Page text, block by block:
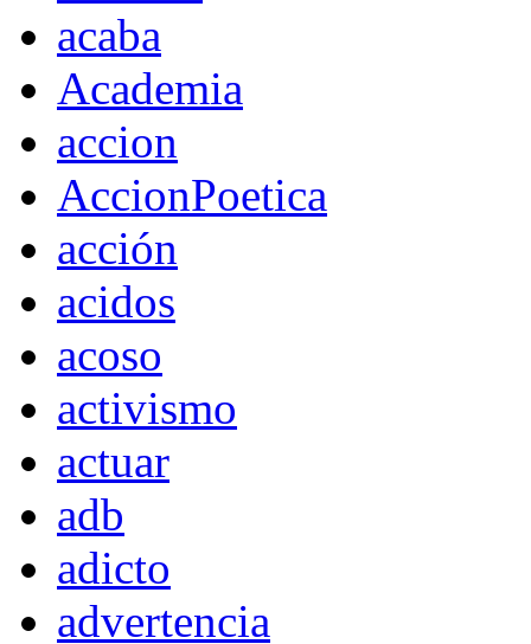
acaba
Academia
accion
AccionPoetica
acción
acidos
acoso
activismo
actuar
adb
adicto
advertencia